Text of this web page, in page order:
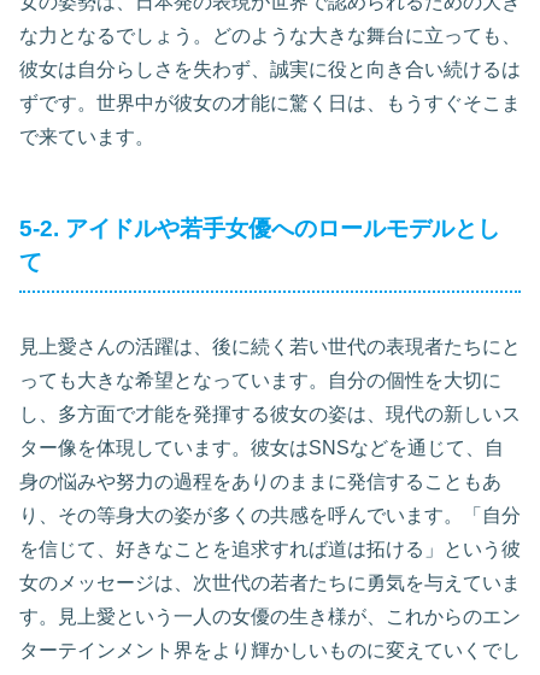
な力となるでしょう。どのような大きな舞台に立っても、
彼女は自分らしさを失わず、誠実に役と向き合い続けるは
ずです。世界中が彼女の才能に驚く日は、もうすぐそこま
で来ています。
5-2. アイドルや若手女優へのロールモデルとし
て
見上愛さんの活躍は、後に続く若い世代の表現者たちにと
っても大きな希望となっています。自分の個性を大切に
し、多方面で才能を発揮する彼女の姿は、現代の新しいス
ター像を体現しています。彼女はSNSなどを通じて、自
身の悩みや努力の過程をありのままに発信することもあ
り、その等身大の姿が多くの共感を呼んでいます。「自分
を信じて、好きなことを追求すれば道は拓ける」という彼
女のメッセージは、次世代の若者たちに勇気を与えていま
す。見上愛という一人の女優の生き様が、これからのエン
ターテインメント界をより輝かしいものに変えていくでし